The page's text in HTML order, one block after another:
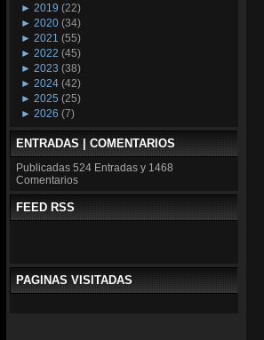
► 2019 (22)
► 2020 (34)
► 2021 (55)
► 2022 (45)
► 2023 (38)
► 2024 (42)
► 2025 (25)
► 2026 (7)
ENTRADAS | COMENTARIOS
Publicadas 524 Entradas y 1468
Comentarios
FEED RSS
PAGINAS VISITADAS